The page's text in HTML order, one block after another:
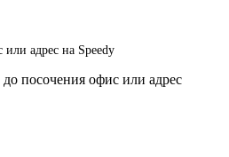
или адрес на Speedy
посочения офис или адрес